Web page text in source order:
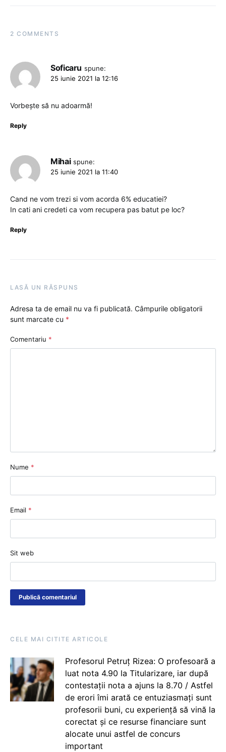
2 COMMENTS
Soficaru spune:
25 iunie 2021 la 12:16
Vorbește să nu adoarmă!
Reply
Mihai spune:
25 iunie 2021 la 11:40
Cand ne vom trezi si vom acorda 6% educatiei?
In cati ani credeti ca vom recupera pas batut pe loc?
Reply
LASĂ UN RĂSPUNS
Adresa ta de email nu va fi publicată. Câmpurile obligatorii
sunt marcate cu *
Comentariu *
Nume *
Email *
Sit web
CELE MAI CITITE ARTICOLE
Profesorul Petruț Rizea: O profesoară a
luat nota 4.90 la Titularizare, iar după
contestații nota a ajuns la 8.70 / Astfel
de erori îmi arată ce entuziasmați sunt
profesorii buni, cu experiență să vină la
corectat și ce resurse financiare sunt
alocate unui astfel de concurs
important